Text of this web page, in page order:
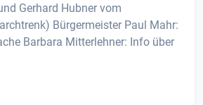
Gerhard Hubner vom
Bürgermeister Paul Mahr:
Barbara Mitterlehner: Info über